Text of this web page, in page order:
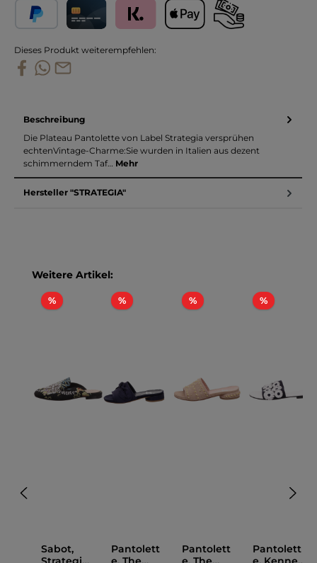
Dieses Produkt weiterempfehlen:
Beschreibung
Die Plateau Pantolette von Label Strategia versprühen
echtenVintage-Charme:Sie wurden in Italien aus dezent
schimmerndem Taf… Mehr
Hersteller "STRATEGIA"
Produktgalerie überspringen
Weitere Artikel:
%Rabatt
Sabot,
%Rabatt
Pantolett
%Rabatt
Pantolett
%Rabatt
Pantolett